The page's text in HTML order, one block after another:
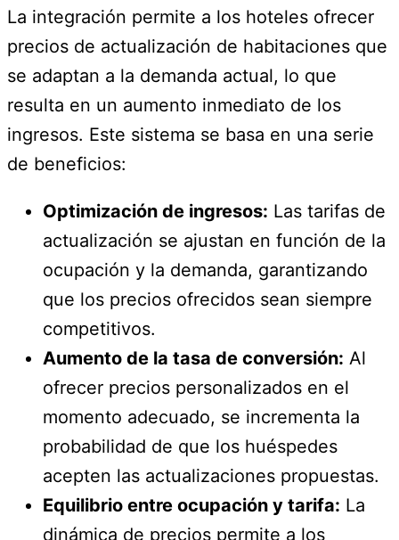
La integración permite a los hoteles ofrecer
precios de actualización de habitaciones que
se adaptan a la demanda actual, lo que
resulta en un aumento inmediato de los
ingresos. Este sistema se basa en una serie
de beneficios:
Optimización de ingresos: Las tarifas de
actualización se ajustan en función de la
ocupación y la demanda, garantizando
que los precios ofrecidos sean siempre
competitivos.
Aumento de la tasa de conversión: Al
ofrecer precios personalizados en el
momento adecuado, se incrementa la
probabilidad de que los huéspedes
acepten las actualizaciones propuestas.
Equilibrio entre ocupación y tarifa: La
dinámica de precios permite a los